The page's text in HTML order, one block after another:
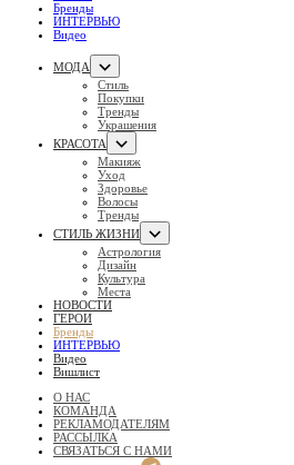
Бренды
ИНТЕРВЬЮ
Видео
МОДА
Стиль
Покупки
Тренды
Украшения
КРАСОТА
Макияж
Уход
Здоровье
Волосы
Тренды
СТИЛЬ ЖИЗНИ
Астрология
Дизайн
Культура
Места
НОВОСТИ
ГЕРОИ
Бренды
ИНТЕРВЬЮ
Видео
Вишлист
О НАС
КОМАНДА
РЕКЛАМОДАТЕЛЯМ
РАССЫЛКА
СВЯЗАТЬСЯ С НАМИ